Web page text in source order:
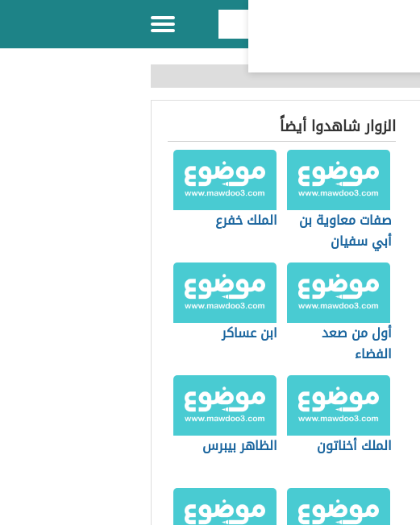
الزوار شاهدوا أيضاً
صفات معاوية بن
أبي سفيان
الملك خفرع
أول من صعد
الفضاء
ابن عساكر
الملك أخناتون الظاهر بيبرس